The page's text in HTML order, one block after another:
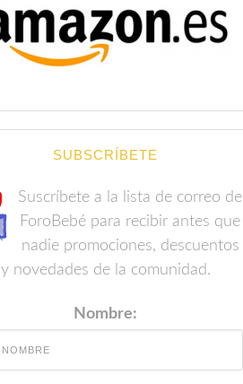
SUBSCRÍBETE
Suscríbete a la lista de correo de
ForoBebé para recibir antes que
nadie promociones, descuentos
y novedades de la comunidad.
Nombre: